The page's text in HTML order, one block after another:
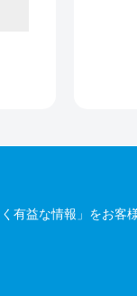
益な情報」をお客